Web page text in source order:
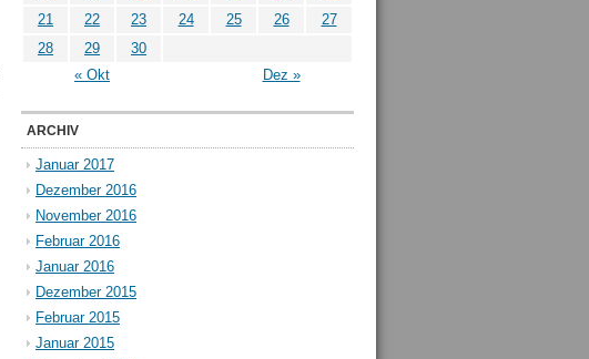
« Okt Dez »
21
22 23 24 25 26
27
28
29 30
ARCHIV
Januar 2017
Dezember 2016
November 2016
Februar 2016
Januar 2016
Dezember 2015
Februar 2015
Januar 2015